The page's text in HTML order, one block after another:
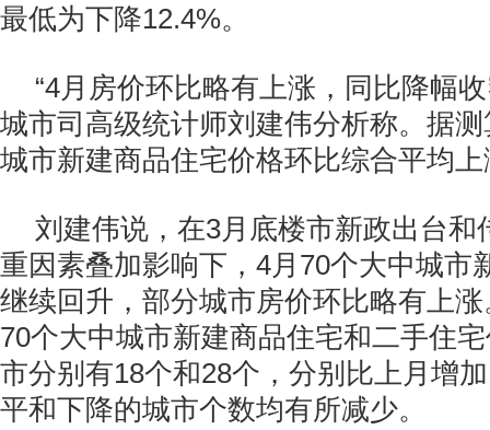
最低为下降12.4%。
“4月房价环比略有上涨，同比降幅
城市司高级统计师刘建伟分析称。据
城市新建商品住宅价格环比综合平均
刘建伟说，在3月底楼市新政出台和
重因素叠加影响下，4月70个大中城市
继续回升，部分城市房价环比略有上
70个大中城市新建商品住宅和二手住
市分别有18个和28个，分别比上月增
平和下降的城市个数均有所减少。